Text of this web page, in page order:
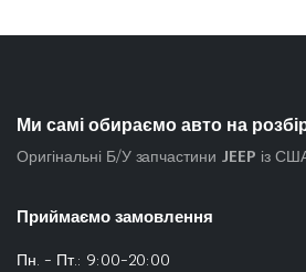
Ми самі обираємо авто на
Оригінальні Б/У запчастини JEEP із
Приймаємо замовлення
Пн. - Пт.: 9:00-20:00